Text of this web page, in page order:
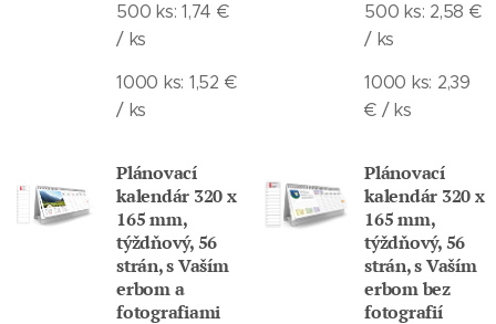
500 ks: 1,74 €
/ ks
1000 ks: 1,52 €
/ ks
500 ks: 2,58 €
/ ks
1000 ks: 2,39
€ / ks
Plánovací
kalendár 320 x
165 mm,
týždňový, 56
strán, s Vaším
erbom a
fotografiami
Plánovací
kalendár 320 x
165 mm,
týždňový, 56
strán, s Vaším
erbom bez
fotografií